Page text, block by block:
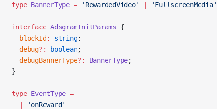
निरीक्षण
चैनल मुद्रीकरण
type BannerType = 'RewardedVideo' 'FullscreenMedia'
interface AdsgramInitParams {
  blockId
: string;
  debug
?: boolean;
  debugBannerType
?: BannerType;
}
type EventType =
'onReward'